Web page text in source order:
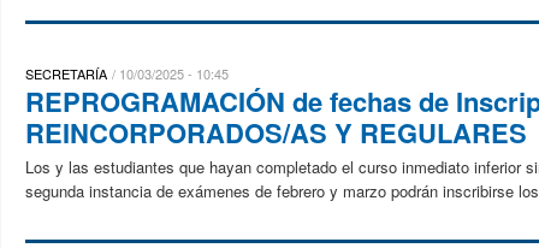
SECRETARÍA 10/03/2025 - 10:45
REPROGRAMACIÓN de fechas de
REINCORPORADOS/AS Y REGULARES
Los y las estudiantes que hayan completado el curso inmediato inferior
segunda instancia de exámenes de febrero y marzo podrán inscribirse